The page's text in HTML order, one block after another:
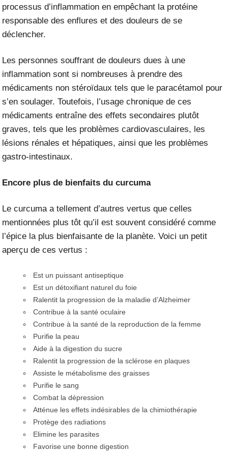
processus d’inflammation en empêchant la protéine
responsable des enflures et des douleurs de se
déclencher.
Les personnes souffrant de douleurs dues à une
inflammation sont si nombreuses à prendre des
médicaments non stéroïdaux tels que le paracétamol pour
s’en soulager. Toutefois, l’usage chronique de ces
médicaments entraîne des effets secondaires plutôt
graves, tels que les problèmes cardiovasculaires, les
lésions rénales et hépatiques, ainsi que les problèmes
gastro-intestinaux.
Encore plus de bienfaits du curcuma
Le curcuma a tellement d’autres vertus que celles
mentionnées plus tôt qu’il est souvent considéré comme
l’épice la plus bienfaisante de la planète. Voici un petit
aperçu de ces vertus :
Est un puissant antiseptique
Est un détoxifiant naturel du foie
Ralentit la progression de la maladie d’Alzheimer
Contribue à la santé oculaire
Contribue à la santé de la reproduction de la femme
Purifie la peau
Aide à la digestion du sucre
Ralentit la progression de la sclérose en plaques
Assiste le métabolisme des graisses
Purifie le sang
Combat la dépression
Atténue les effets indésirables de la chimiothérapie
Protège des radiations
Elimine les parasites
Favorise une bonne digestion